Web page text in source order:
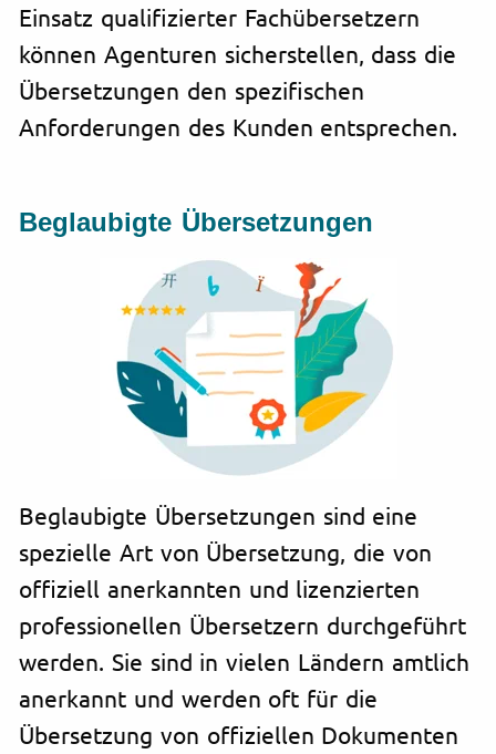
Einsatz qualifizierter Fachübersetzern
können Agenturen sicherstellen, dass die
Übersetzungen den spezifischen
Anforderungen des Kunden entsprechen.
Beglaubigte Übersetzungen
Beglaubigte Übersetzungen sind eine
spezielle Art von Übersetzung, die von
offiziell anerkannten und lizenzierten
professionellen Übersetzern durchgeführt
werden. Sie sind in vielen Ländern amtlich
anerkannt und werden oft für die
Übersetzung von offiziellen Dokumenten